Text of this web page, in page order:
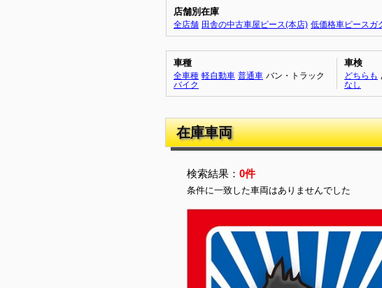
店舗別在庫
全店舗 田舎の中古車屋ピース(本店) 低価格車ピースガ
車種
全車種 軽自動車 普通車 バン・トラック
バイク
車検
どちらも
なし
在庫車両
検索結果： 0件
条件に一致した車両はありませんでした